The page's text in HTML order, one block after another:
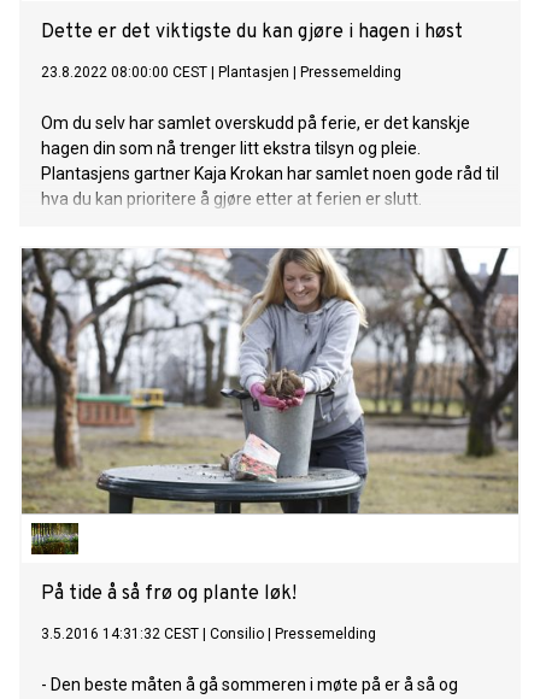
Dette er det viktigste du kan gjøre i hagen i høst
23.8.2022 08:00:00 CEST Plantasjen Pressemelding
Om du selv har samlet overskudd på ferie, er det kanskje
hagen din som nå trenger litt ekstra tilsyn og pleie.
Plantasjens gartner Kaja Krokan har samlet noen gode råd til
hva du kan prioritere å gjøre etter at ferien er slutt.
På tide å så frø og plante løk!
3.5.2016 14:31:32 CEST Consilio Pressemelding
- Den beste måten å gå sommeren i møte på er å så og